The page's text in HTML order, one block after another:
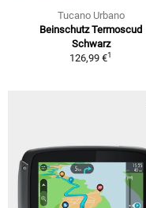
Tucano Urbano
Beinschutz Termoscud
Schwarz
126,99 €1